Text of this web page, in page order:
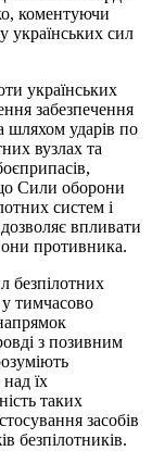
коментуючи
українських сил
українських
забезпечення
шляхом ударів по
вузлах та
Сили оборони
систем і
впливати
противника.
безпілотних
тимчасово
з позивним
їх
таких
засобів
безпілотників.